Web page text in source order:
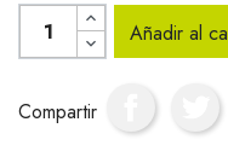
Añadir al
Compartir